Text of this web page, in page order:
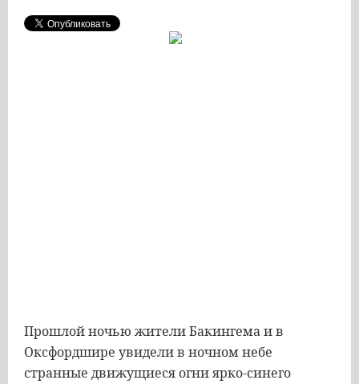
Прошлой ночью жители Бакингема и в
Оксфордшире увидели в ночном небе
странные движущиеся огни ярко-синего